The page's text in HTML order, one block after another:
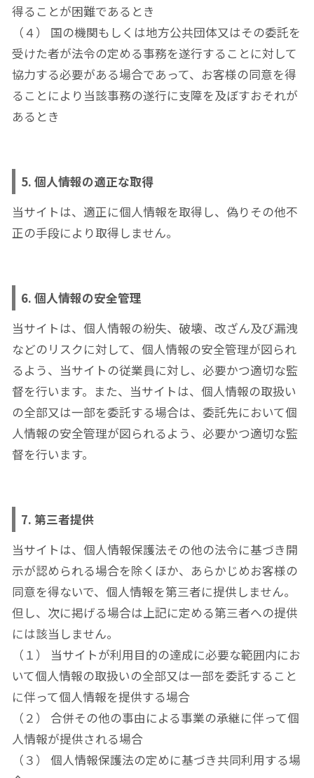
得ることが困難であるとき
（４） 国の機関もしくは地方公共団体又はその委託を
受けた者が法令の定める事務を遂行することに対して
協力する必要がある場合であって、お客様の同意を得
ることにより当該事務の遂行に支障を及ぼすおそれが
あるとき
5. 個人情報の適正な取得
当サイトは、適正に個人情報を取得し、偽りその他不
正の手段により取得しません。
6. 個人情報の安全管理
当サイトは、個人情報の紛失、破壊、改ざん及び漏洩
などのリスクに対して、個人情報の安全管理が図られ
るよう、当サイトの従業員に対し、必要かつ適切な監
督を行います。また、当サイトは、個人情報の取扱い
の全部又は一部を委託する場合は、委託先において個
人情報の安全管理が図られるよう、必要かつ適切な監
督を行います。
7. 第三者提供
当サイトは、個人情報保護法その他の法令に基づき開
示が認められる場合を除くほか、あらかじめお客様の
同意を得ないで、個人情報を第三者に提供しません。
但し、次に掲げる場合は上記に定める第三者への提供
には該当しません。
（１） 当サイトが利用目的の達成に必要な範囲内にお
いて個人情報の取扱いの全部又は一部を委託すること
に伴って個人情報を提供する場合
（２） 合併その他の事由による事業の承継に伴って個
人情報が提供される場合
（３） 個人情報保護法の定めに基づき共同利用する場